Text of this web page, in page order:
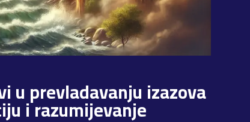
u prevladavanju izazova
i razumijevanje